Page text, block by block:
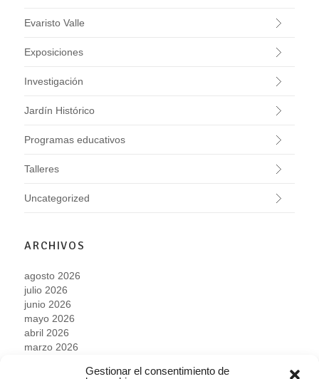
Gestionar el consentimiento de
Evaristo Valle
Exposiciones
Investigación
Jardín Histórico
Programas educativos
Talleres
Uncategorized
ARCHIVOS
agosto 2026
julio 2026
junio 2026
mayo 2026
abril 2026
marzo 2026